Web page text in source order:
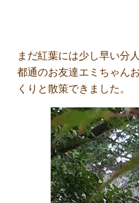
まだ紅葉には少し早い分
都通のお友達エミちゃん
くりと散策できました。